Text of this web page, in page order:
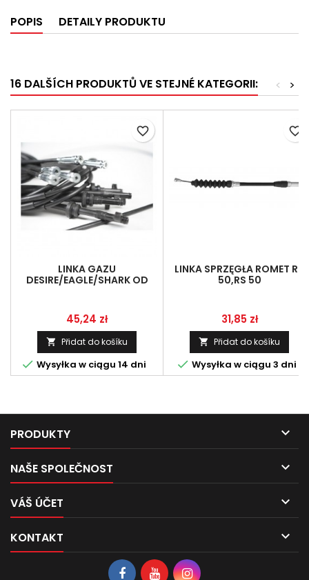
POPIS DETAILY PRODUKTU
16 DALŠÍCH PRODUKTŮ VE STEJNÉ KATEGORII: >
<
LINKA GAZU
DESIRE/EAGLE/SHARK OD
Cena
45,24 zł
 Přidat do košíku
 Wysyłka w ciągu 14 dni
favorite_border
LINKA SPRZĘGŁA ROMET RR
50,RS 50
Cena
31,85 zł
 Přidat do košíku
 Wysyłka w ciągu 3 dni
favorite_border
PRODUKTY 
NAŠE SPOLEČNOST 
VÁŠ ÚČET 
KONTAKT 